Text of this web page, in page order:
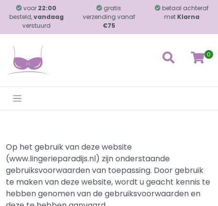
voor 22:00
besteld,vandaag
verstuurd
gratis
verzending vanaf
€75
betaal achteraf
met Klarna
0
Op het gebruik van deze website
(www.lingerieparadijs.nl) zijn onderstaande
gebruiksvoorwaarden van toepassing. Door gebruik
te maken van deze website, wordt u geacht kennis te
hebben genomen van de gebruiksvoorwaarden en